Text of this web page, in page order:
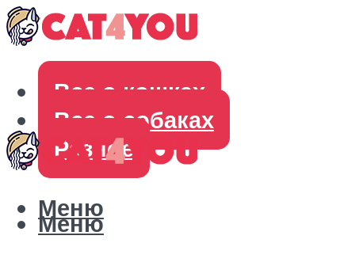
Все о кошках
Все о собаках
Разное
Меню
Меню